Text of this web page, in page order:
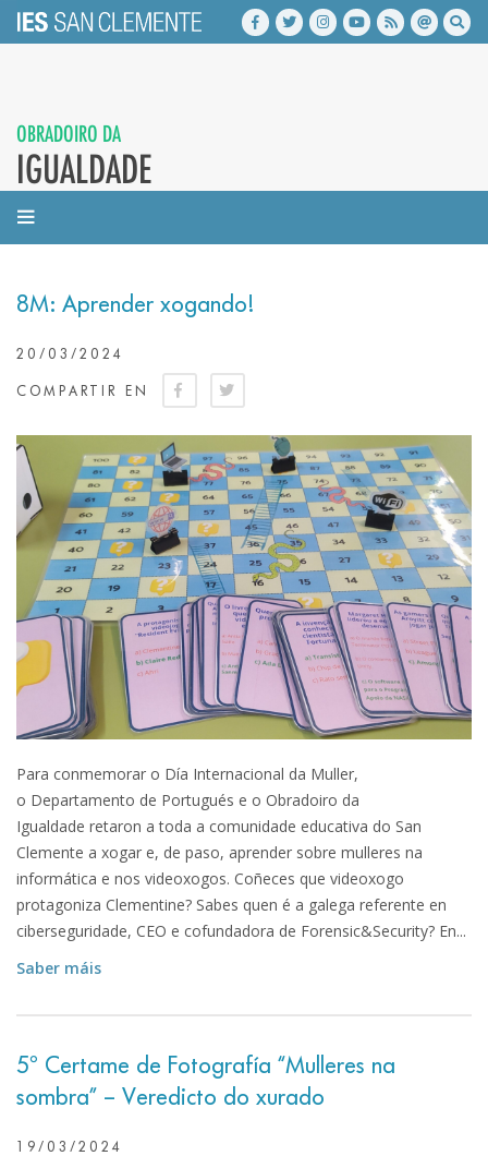
OBRADOIRO DA
IGUALDADE
8M: Aprender xogando!
20/03/2024
COMPARTIR EN
Para conmemorar o Día Internacional da Muller,
o Departamento de Portugués e o Obradoiro da
Igualdade retaron a toda a comunidade educativa do San
Clemente a xogar e, de paso, aprender sobre mulleres na
informática e nos videoxogos. Coñeces que videoxogo
protagoniza Clementine? Sabes quen é a galega referente en
ciberseguridade, CEO e cofundadora de Forensic&Security? En...
Saber máis
5º Certame de Fotografía “Mulleres na
sombra” – Veredicto do xurado
19/03/2024